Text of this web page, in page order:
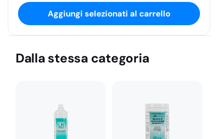
Aggiungi selezionati al carrello
Dalla stessa categoria